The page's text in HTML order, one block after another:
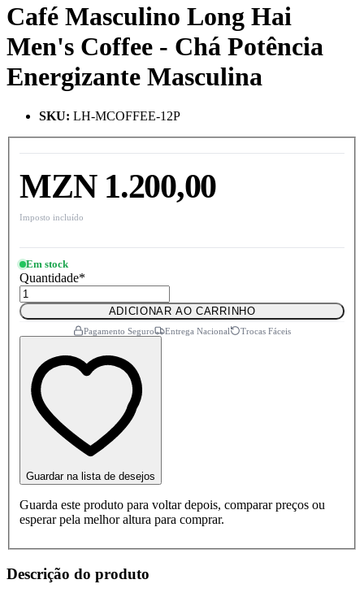
Café Masculino Long Hai
Men's Coffee - Chá Potência
Energizante Masculina
SKU: LH-MCOFFEE-12P
MZN 1.200,00
Imposto incluído
Em stock
Quantidade*
ADICIONAR AO CARRINHO
Pagamento Seguro Entrega Nacional Trocas Fáceis
Guardar na lista de desejos
Guarda este produto para voltar depois, comparar preços ou
esperar pela melhor altura para comprar.
Descrição do produto